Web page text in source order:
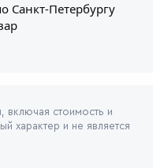
Санкт-Петербургу
включая стоимость и
характер и не является